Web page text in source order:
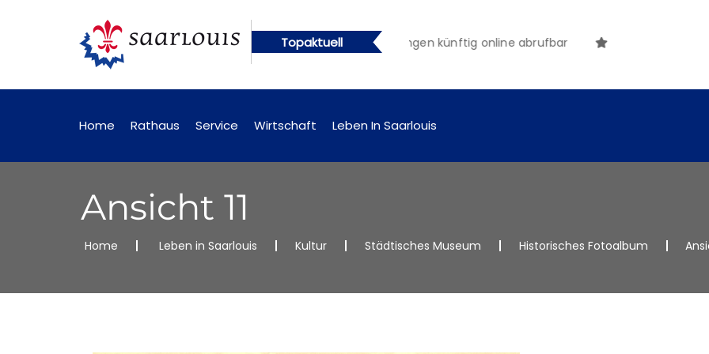
Topaktuell
künftig online abrufbar Öffentliche Bekanntmachungen künftig online abrufbar
Home Rathaus Service Wirtschaft Leben In Saarlouis
Ansicht 11
Home Leben in Saarlouis Kultur Städtisches Museum Historisches Fotoalbum